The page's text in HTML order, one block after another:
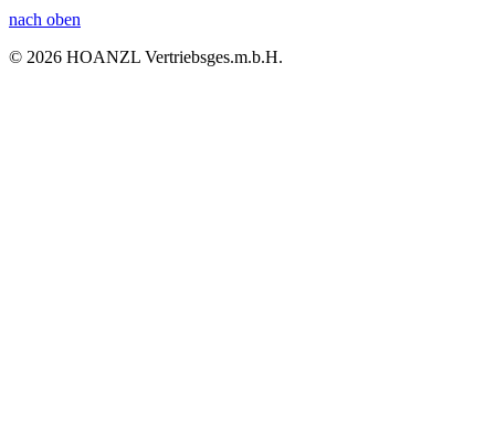
nach oben
© 2026 HOANZL Vertriebsges.m.b.H.